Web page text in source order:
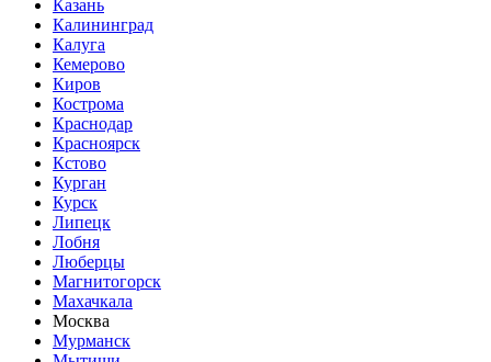
Казань
Калининград
Калуга
Кемерово
Киров
Кострома
Краснодар
Красноярск
Кстово
Курган
Курск
Липецк
Лобня
Люберцы
Магнитогорск
Махачкала
Москва
Мурманск